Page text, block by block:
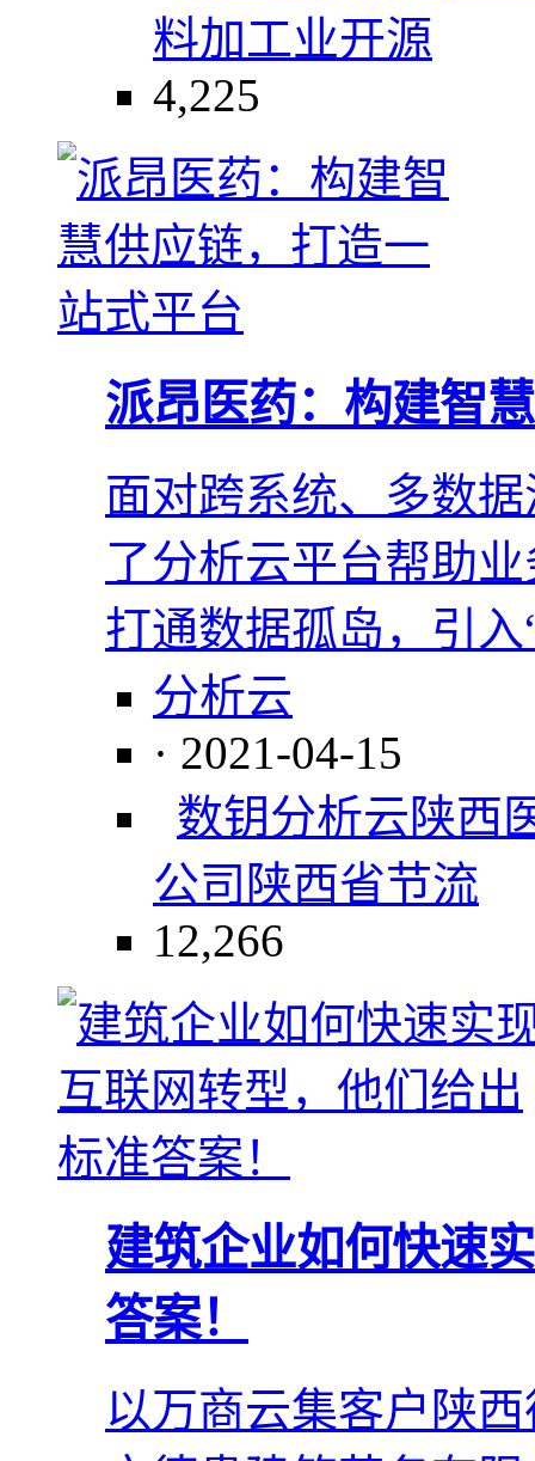
料加工业开源
4,225
派昂医药：构建智
面对跨系统、多数
了分析云平台帮助
打通数据孤岛，引
分析云
· 2021-04-15
数钥分析云陕西
公司 陕西省节流
12,266
建筑企业如何快速
答案！
以万商云集客户陕